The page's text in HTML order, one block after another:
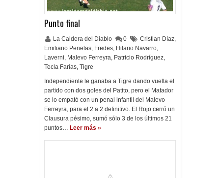
Punto final
La Caldera del Diablo 0 Cristian Díaz,
Emiliano Penelas, Fredes, Hilario Navarro,
Laverni, Malevo Ferreyra, Patricio Rodríguez,
Tecla Farías, Tigre
Independiente le ganaba a Tigre dando vuelta el
partido con dos goles del Patito, pero el Matador
se lo empató con un penal infantil del Malevo
Ferreyra, para el 2 a 2 definitivo. El Rojo cerró un
Clausura pésimo, sumó sólo 3 de los últimos 21
puntos… Leer más »